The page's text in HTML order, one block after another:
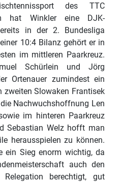
des TTC
hat Winkler eine DJK-
in der 2. Bundesliga
10:4 Bilanz gehört er in
im mittleren Paarkreuz.
Schürlein und Jörg
Ortenauer zumindest ein
zweiten Slowaken Frantisek
Nachwuchshoffnung Len
im hinteren Paarkreuz
Sebastian Welz hofft man
herausspielen zu können.
ein Sieg enorm wichtig, da
auch den
berechtigt, gut